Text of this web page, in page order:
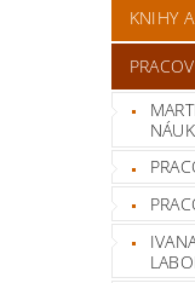
KNIHY